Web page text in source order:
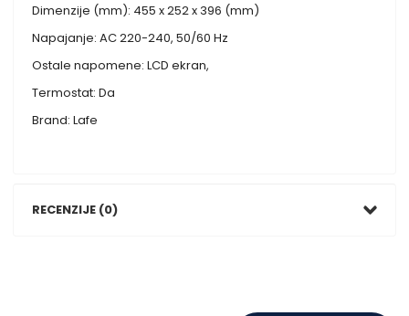
Dimenzije (mm): 455 x 252 x 396 (mm)
Napajanje: AC 220-240, 50/60 Hz
Ostale napomene: LCD ekran,
Termostat: Da
Brand: Lafe
RECENZIJE (0)